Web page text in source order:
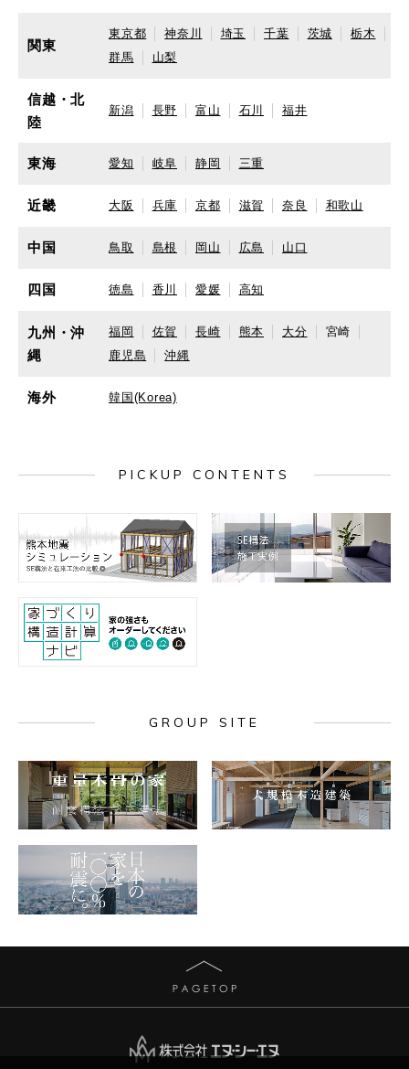
関東
東京都 神奈川 埼玉 千葉 茨城
栃木
群馬
山梨
信越・北
陸
新潟 長野 富山 石川 福井
東海 愛知 岐阜 静岡 三重
近畿 大阪 兵庫 京都 滋賀 奈良 和歌山
中国 鳥取 島根 岡山 広島 山口
四国 徳島 香川 愛媛 高知
九州・沖
縄
福岡 佐賀 長崎 熊本 大分
宮崎
鹿児島
沖縄
海外 韓国(Korea)
PICKUP CONTENTS
GROUP SITE